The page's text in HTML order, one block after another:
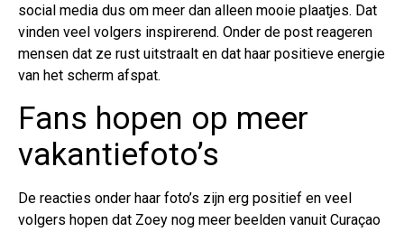
social media dus om meer dan alleen mooie plaatjes. Dat
vinden veel volgers inspirerend. Onder de post reageren
mensen dat ze rust uitstraalt en dat haar positieve energie
van het scherm afspat.
Fans hopen op meer
vakantiefoto’s
De reacties onder haar foto’s zijn erg positief en veel
volgers hopen dat Zoey nog meer beelden vanuit Curaçao